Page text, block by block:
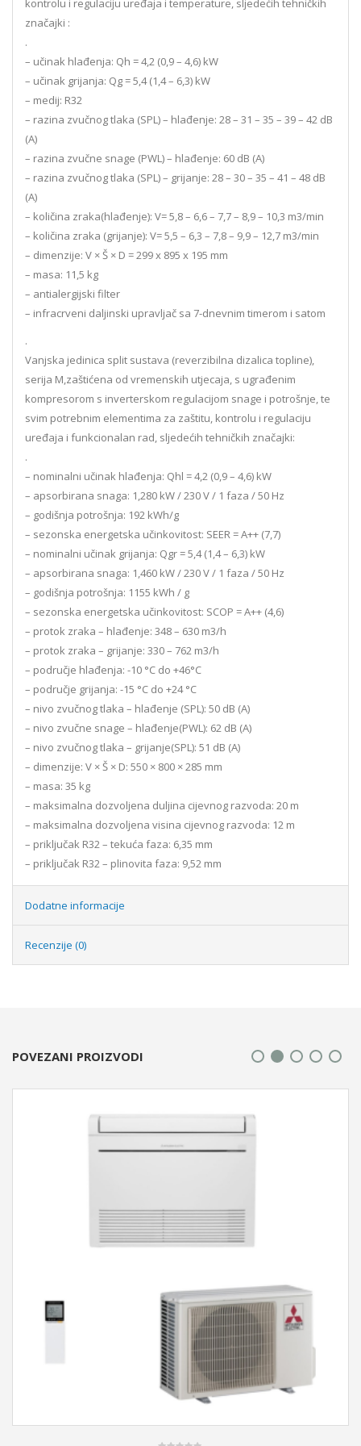
kontrolu i regulaciju uređaja i temperature, sljedećih tehničkih
značajki :
.
– učinak hlađenja: Qh = 4,2 (0,9 – 4,6) kW
– učinak grijanja: Qg = 5,4 (1,4 – 6,3) kW
– medij: R32
– razina zvučnog tlaka (SPL) – hlađenje: 28 – 31 – 35 – 39 – 42 dB
(A)
– razina zvučne snage (PWL) – hlađenje: 60 dB (A)
– razina zvučnog tlaka (SPL) – grijanje: 28 – 30 – 35 – 41 – 48 dB
(A)
– količina zraka(hlađenje): V= 5,8 – 6,6 – 7,7 – 8,9 – 10,3 m3/min
– količina zraka (grijanje): V= 5,5 – 6,3 – 7,8 – 9,9 – 12,7 m3/min
– dimenzije: V × Š × D = 299 x 895 x 195 mm
– masa: 11,5 kg
– antialergijski filter
– infracrveni daljinski upravljač sa 7-dnevnim timerom i satom
.
Vanjska jedinica split sustava (reverzibilna dizalica topline),
serija M,zaštićena od vremenskih utjecaja, s ugrađenim
kompresorom s inverterskom regulacijom snage i potrošnje, te
svim potrebnim elementima za zaštitu, kontrolu i regulaciju
uređaja i funkcionalan rad, sljedećih tehničkih značajki:
.
– nominalni učinak hlađenja: Qhl = 4,2 (0,9 – 4,6) kW
– apsorbirana snaga: 1,280 kW / 230 V / 1 faza / 50 Hz
– godišnja potrošnja: 192 kWh/g
– sezonska energetska učinkovitost: SEER = A++ (7,7)
– nominalni učinak grijanja: Qgr = 5,4 (1,4 – 6,3) kW
– apsorbirana snaga: 1,460 kW / 230 V / 1 faza / 50 Hz
– godišnja potrošnja: 1155 kWh / g
– sezonska energetska učinkovitost: SCOP = A++ (4,6)
– protok zraka – hlađenje: 348 – 630 m3/h
– protok zraka – grijanje: 330 – 762 m3/h
– područje hlađenja: -10 °C do +46°C
– područje grijanja: -15 °C do +24 °C
– nivo zvučnog tlaka – hlađenje (SPL): 50 dB (A)
– nivo zvučne snage – hlađenje(PWL): 62 dB (A)
– nivo zvučnog tlaka – grijanje(SPL): 51 dB (A)
– dimenzije: V × Š × D: 550 × 800 × 285 mm
– masa: 35 kg
– maksimalna dozvoljena duljina cijevnog razvoda: 20 m
– maksimalna dozvoljena visina cijevnog razvoda: 12 m
– priključak R32 – tekuća faza: 6,35 mm
– priključak R32 – plinovita faza: 9,52 mm
Dodatne informacije
Recenzije (0)
POVEZANI PROIZVODI